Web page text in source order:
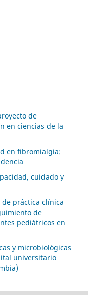
de
en ciencias de la
en fibromialgia:
cuidado y
de práctica clínica
de
pediátricos en
y microbiológicas
universitario